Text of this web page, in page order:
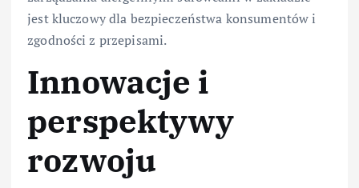
jest kluczowy dla bezpieczeństwa konsumentów i
zgodności z przepisami.
Innowacje i
perspektywy
rozwoju